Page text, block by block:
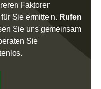
Faktoren
Sie ermitteln. Rufen
Sie uns gemeinsam
Sie